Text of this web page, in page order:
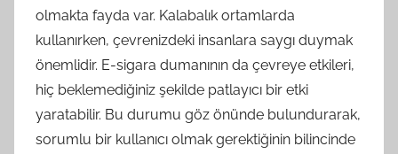
olmakta fayda var. Kalabalık ortamlarda
kullanırken, çevrenizdeki insanlara saygı duymak
önemlidir. E-sigara dumanının da çevreye etkileri,
hiç beklemediğiniz şekilde patlayıcı bir etki
yaratabilir. Bu durumu göz önünde bulundurarak,
sorumlu bir kullanıcı olmak gerektiğinin bilincinde